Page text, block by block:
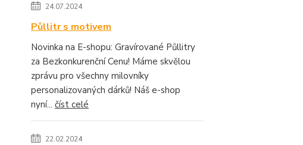
24.07.2024
Půllitr s motivem
Novinka na E-shopu: Gravírované Půllitry
za Bezkonkurenční Cenu! Máme skvělou
zprávu pro všechny milovníky
personalizovaných dárků! Náš e-shop
nyní... číst celé
22.02.2024